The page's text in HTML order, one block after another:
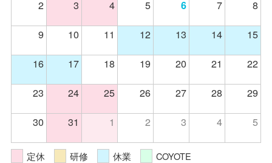
2
3 4 5 6 7
8
9
10 11 12 13 14
15
16
17 18 19 20 21
22
23
24 25 26 27 28
29
30
31 1 2 3 4 5
定休 研修 休業 COYOTE